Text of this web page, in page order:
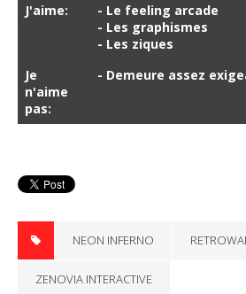
J'aime:
- Le feeling arcade
- Les graphismes
- Les ziques
Je
n'aime
pas:
- Demeure assez
NEON INFERNO
ZENOVIA INTERACTIVE